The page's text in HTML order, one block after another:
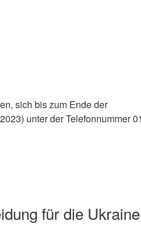
sich bis zum Ende der
unter der Telefonnummer
für die Ukraine